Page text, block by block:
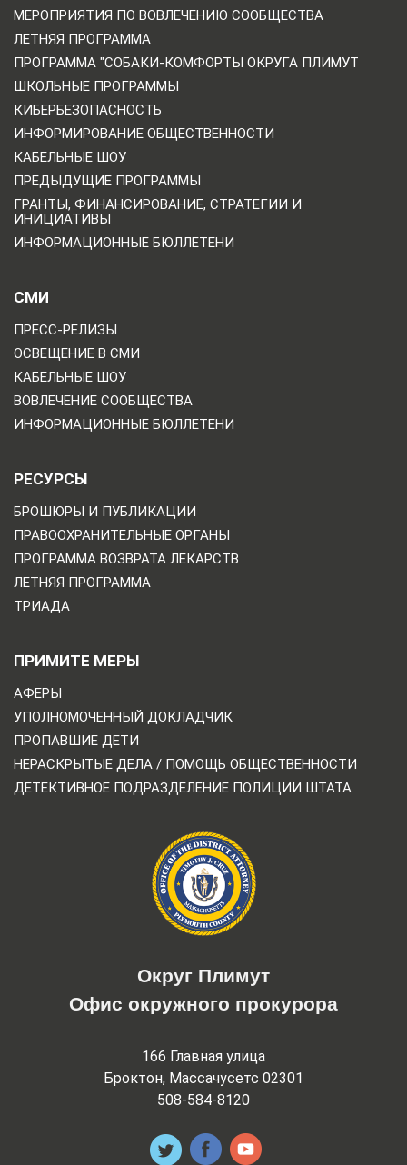
МЕРОПРИЯТИЯ ПО ВОВЛЕЧЕНИЮ СООБЩЕСТВА
ЛЕТНЯЯ ПРОГРАММА
ПРОГРАММА "СОБАКИ-КОМФОРТЫ ОКРУГА ПЛИМУТ
ШКОЛЬНЫЕ ПРОГРАММЫ
КИБЕРБЕЗОПАСНОСТЬ
ИНФОРМИРОВАНИЕ ОБЩЕСТВЕННОСТИ
КАБЕЛЬНЫЕ ШОУ
ПРЕДЫДУЩИЕ ПРОГРАММЫ
ГРАНТЫ, ФИНАНСИРОВАНИЕ, СТРАТЕГИИ И
ИНИЦИАТИВЫ
ИНФОРМАЦИОННЫЕ БЮЛЛЕТЕНИ
СМИ
ПРЕСС-РЕЛИЗЫ
ОСВЕЩЕНИЕ В СМИ
КАБЕЛЬНЫЕ ШОУ
ВОВЛЕЧЕНИЕ СООБЩЕСТВА
ИНФОРМАЦИОННЫЕ БЮЛЛЕТЕНИ
РЕСУРСЫ
БРОШЮРЫ И ПУБЛИКАЦИИ
ПРАВООХРАНИТЕЛЬНЫЕ ОРГАНЫ
ПРОГРАММА ВОЗВРАТА ЛЕКАРСТВ
ЛЕТНЯЯ ПРОГРАММА
ТРИАДА
ПРИМИТЕ МЕРЫ
АФЕРЫ
УПОЛНОМОЧЕННЫЙ ДОКЛАДЧИК
ПРОПАВШИЕ ДЕТИ
НЕРАСКРЫТЫЕ ДЕЛА / ПОМОЩЬ ОБЩЕСТВЕННОСТИ
ДЕТЕКТИВНОЕ ПОДРАЗДЕЛЕНИЕ ПОЛИЦИИ ШТАТА
Округ Плимут
Офис окружного прокурора
166 Главная улица
Броктон, Массачусетс 02301
508-584-8120